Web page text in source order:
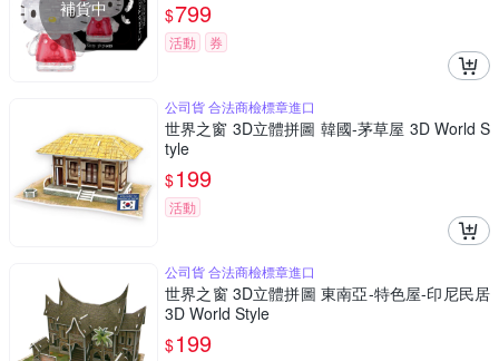
補貨中 $799
活動 券
公司貨 合法商檢標章進口
世界之窗 3D立體拼圖 韓國-茅草屋 3D World S
tyle
$199
活動
公司貨 合法商檢標章進口
世界之窗 3D立體拼圖 東南亞-特色屋-印尼民居
3D World Style
$199